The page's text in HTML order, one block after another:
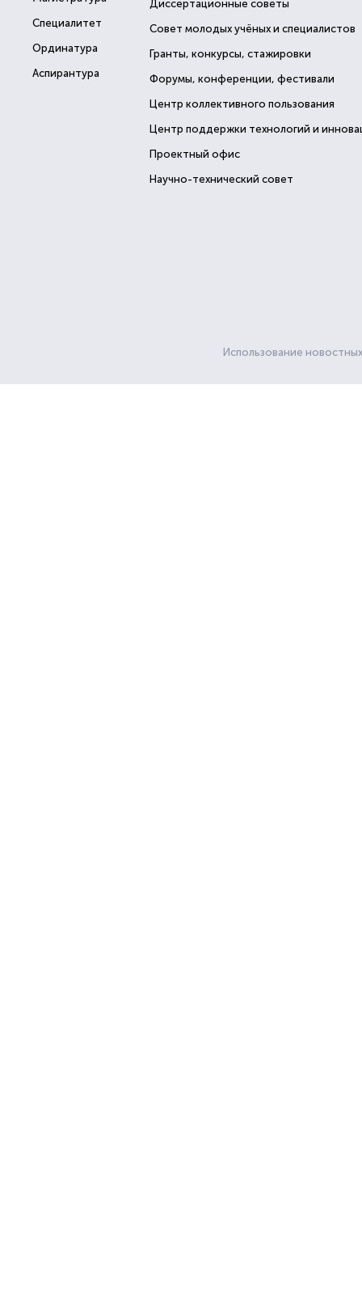
Специалитет
Ординатура
Аспирантура
Диссертационные советы
Совет молодых учёных и специалистов
Гранты, конкурсы, стажировки
Форумы, конференции, фестивали
Центр коллективного пользования
Центр поддержки технологий и
Проектный офис
Научно-технический совет
Использование